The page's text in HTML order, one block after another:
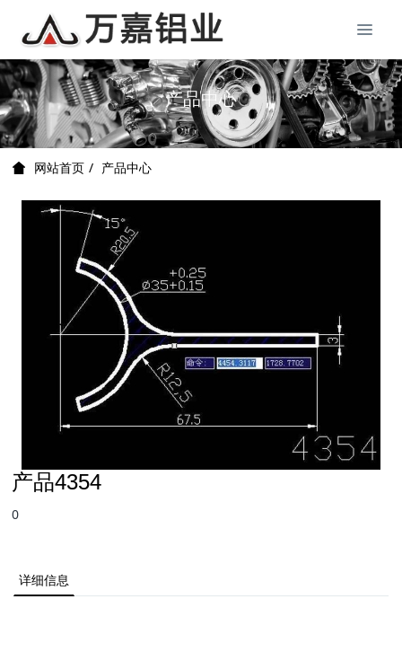
产品中心
网站首页 产品中心
产品4354
0
详细信息